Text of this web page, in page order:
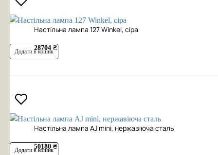
Настільна лампа 127 Winkel, сіра
28704 ₴
Додати в кошик
Настільна лампа AJ mini, нержавіюча сталь
50180 ₴
Додати в кошик